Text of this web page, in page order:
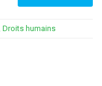
Droits humains